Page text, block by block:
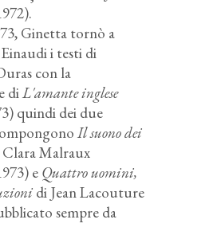
Ginetta tornò a
i testi di
con la
diL'amante inglese
quindi dei due
Il suono dei
Malraux
e Quattro uomini,
di Jean Lacouture
sempre da